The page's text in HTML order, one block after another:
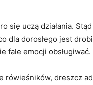
się uczą działania.
dla dorosłego jest
fale emocji obsługiwać.
rówieśników, dreszcz